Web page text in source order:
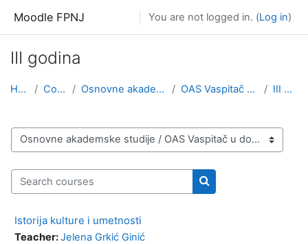
Moodle FPNJ You are not logged in. (Log in)
III godina
Home Courses Osnovne akademske studije OAS Vaspitač u domovima III godina
Course categories
Search courses
Search courses
Istorija kulture i umetnosti
Teacher:Jelena Grkić Ginić